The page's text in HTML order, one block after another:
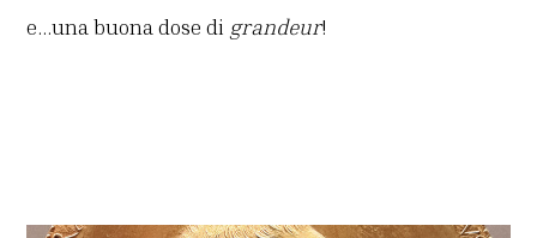
e…una buona dose di grandeur!